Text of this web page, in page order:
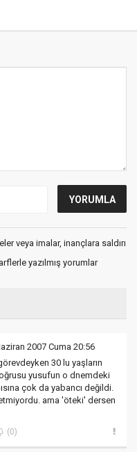
veya imalar, inançlara saldırı
yazılmış yorumlar
2007 Cuma 20:56
30 lu yaşların
yusufun o dnemdeki
çok da yabancı değildi.
ama 'öteki' dersen
(0)